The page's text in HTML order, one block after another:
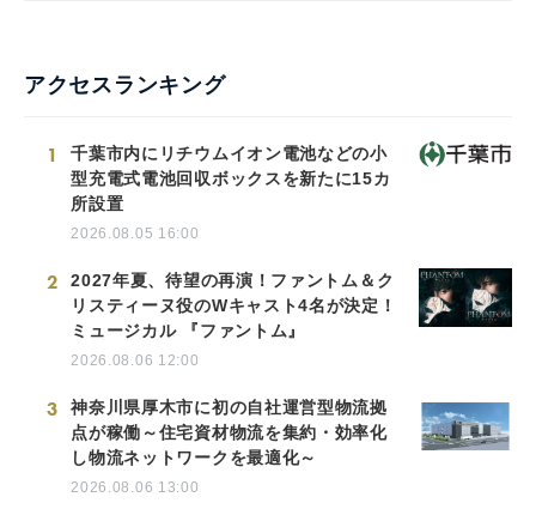
アクセスランキング
1
千葉市内にリチウムイオン電池などの小
型充電式電池回収ボックスを新たに15カ
所設置
2026.08.05 16:00
2
2027年夏、待望の再演！ファントム＆ク
リスティーヌ役のWキャスト4名が決定！
ミュージカル 『ファントム』
2026.08.06 12:00
3
神奈川県厚木市に初の自社運営型物流拠
点が稼働～住宅資材物流を集約・効率化
し物流ネットワークを最適化～
2026.08.06 13:00